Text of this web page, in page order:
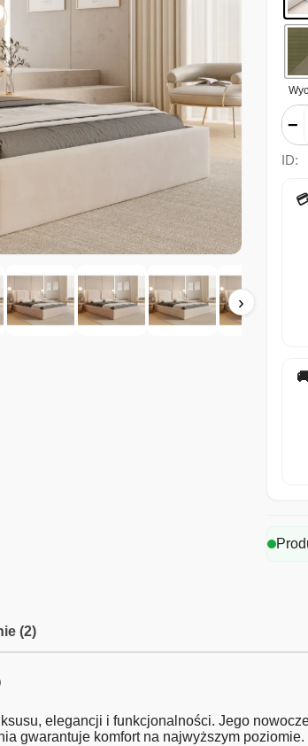
›
−
ID:
(2)
elegancji i funkcjonalności. Jego
gwarantuje komfort na najwyższym poziomie.